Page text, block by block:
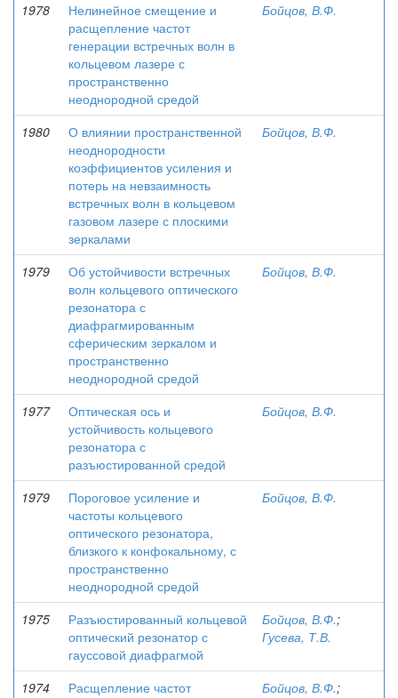
1978
Нелинейное смещение и
расщепление частот
генерации встречных волн в
кольцевом лазере с
пространственно
неоднородной средой
Бойцов, В.Ф.
1980
О влиянии пространственной
неоднородности
коэффициентов усиления и
потерь на невзаимность
встречных волн в кольцевом
газовом лазере с плоскими
зеркалами
Бойцов, В.Ф.
1979
Об устойчивости встречных
волн кольцевого оптического
резонатора с
диафрагмированным
сферическим зеркалом и
пространственно
неоднородной средой
Бойцов, В.Ф.
1977
Оптическая ось и
устойчивость кольцевого
резонатора с
разъюстированной средой
Бойцов, В.Ф.
1979
Пороговое усиление и
частоты кольцевого
оптического резонатора,
близкого к конфокальному, с
пространственно
неоднородной средой
Бойцов, В.Ф.
1975
Разъюстированный кольцевой
оптический резонатор с
гауссовой диафрагмой
Бойцов, В.Ф.;
Гусева, Т.В.
1974
Расщепление частот
Бойцов, В.Ф.;